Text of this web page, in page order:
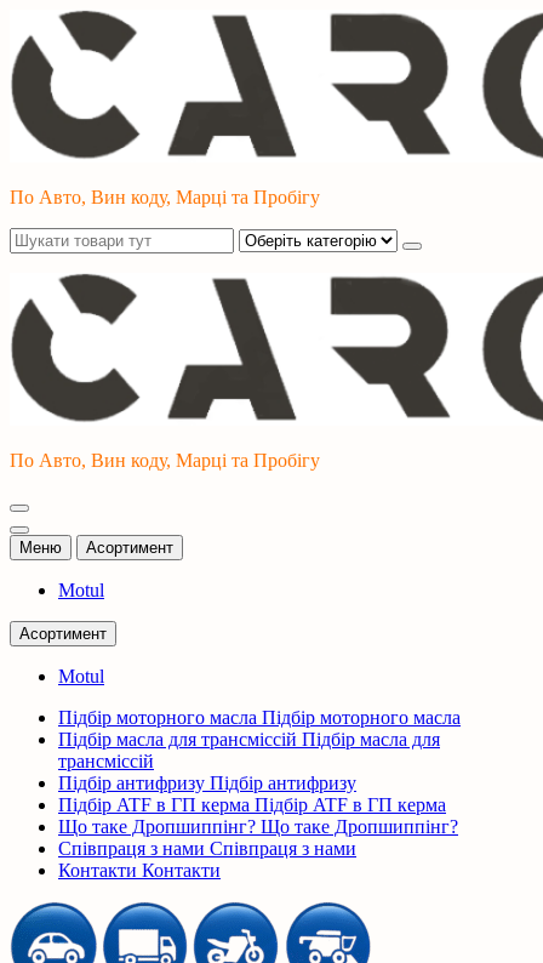
Перейти
до
контенту
По Авто, Вин коду, Марці та Пробігу
По Авто, Вин коду, Марці та Пробігу
Меню Асортимент
Motul
Асортимент
Motul
Підбір моторного масла Підбір моторного масла
Підбір масла для трансміссій Підбір масла для
трансміссій
Підбір антифризу Підбір антифризу
Підбір ATF в ГП керма Підбір ATF в ГП керма
Що таке Дропшиппінг? Що таке Дропшиппінг?
Співпраця з нами Співпраця з нами
Контакти Контакти